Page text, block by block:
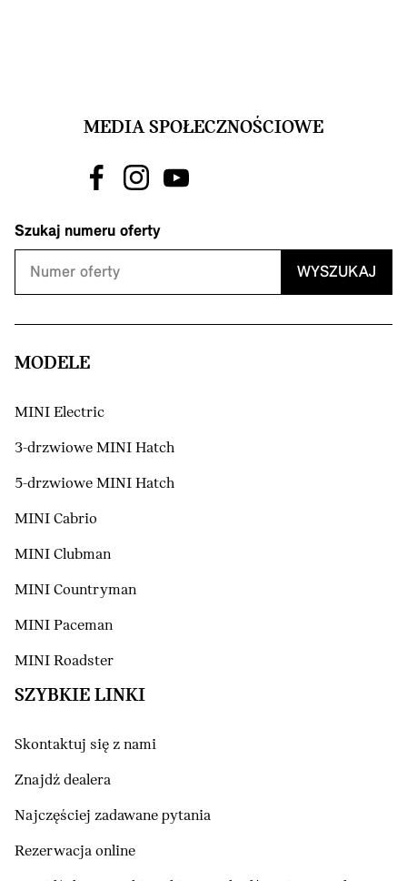
MEDIA SPOŁECZNOŚCIOWE
Szukaj numeru oferty
WYSZUKAJ
MODELE
MINI Electric
3-drzwiowe MINI Hatch
5-drzwiowe MINI Hatch
MINI Cabrio
MINI Clubman
MINI Countryman
MINI Paceman
MINI Roadster
SZYBKIE LINKI
Skontaktuj się z nami
Znajdź dealera
Najczęściej zadawane pytania
Rezerwacja online